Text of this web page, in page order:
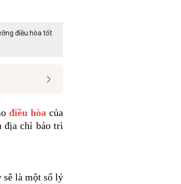
điều hòa tốt
điều hòa của
chỉ bảo trì
sẽ là một số lý